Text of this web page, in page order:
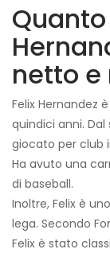
netto
Felix Hernandez
quindici anni. Dal
giocato per club
Ha avuto una
di baseball.
Inoltre, Felix è
lega. Secondo
Felix è stato